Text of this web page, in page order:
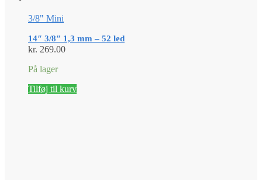
3/8" Mini
14″ 3/8″ 1,3 mm – 52 led
kr. 269.00
På lager
Tilføj til kurv